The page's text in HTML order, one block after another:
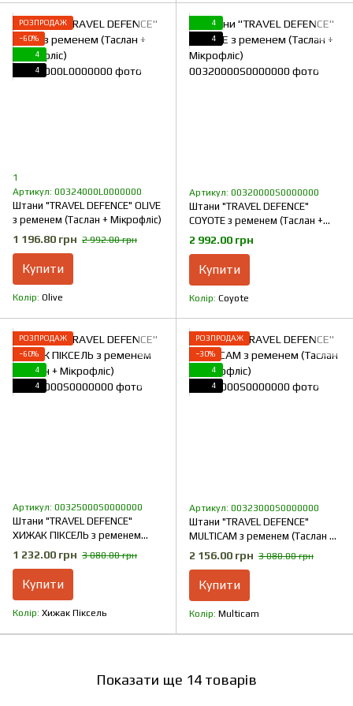
РОЗПРОДАЖ
−60%
4
4
1
Артикул: 00324000L0000000
Штани "TRAVEL DEFENCE" OLIVE
з ременем (Таслан + Мікрофліс)
1 196.80 грн 2 992.00 грн
Купити
Колір Olive
4
4
Артикул: 00320000S0000000
Штани "TRAVEL DEFENCE"
COYOTE з ременем (Таслан +
Мікрофліс)
2 992.00 грн
Купити
Колір Coyote
РОЗПРОДАЖ
−60%
4
4
Артикул: 00325000S0000000
Штани "TRAVEL DEFENCE"
ХИЖАК ПІКСЕЛЬ з ременем
(Таслан + Мікрофліс)
1 232.00 грн 3 080.00 грн
Купити
Колір Хижак Піксель
РОЗПРОДАЖ
−30%
4
4
Артикул: 00323000S0000000
Штани "TRAVEL DEFENCE"
MULTICAM з ременем (Таслан +
Мікрофліс)
2 156.00 грн 3 080.00 грн
Купити
Колір Multicam
Показати ще 14 товарів